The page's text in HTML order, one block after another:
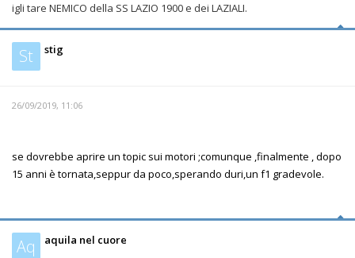
igli tare NEMICO della SS LAZIO 1900 e dei LAZIALI.
St stig
26/09/2019, 11:06
se dovrebbe aprire un topic sui motori ;comunque ,finalmente , dopo
15 anni è tornata,seppur da poco,sperando duri,un f1 gradevole.
Aq aquila nel cuore